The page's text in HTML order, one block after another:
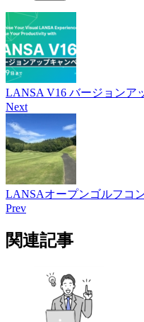
LANSA V16 バージョンア
Next
LANSAオープンゴルフコ
Prev
関連記事